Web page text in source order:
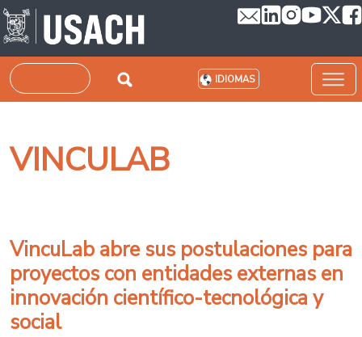
Pasar al contenido principal
Buscar IDIOMAS
VINCULAB
VincuLab abre sus postulaciones para
proyectos con entidades externas en
innovación científico-tecnológica y
social